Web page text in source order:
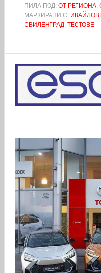
ПИЛА ПОД: ОТ РЕГИОНА,
МАРКИРАНИ С:
СВИЛЕНГРАД, ТЕСТОВЕ